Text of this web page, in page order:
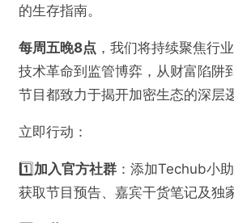
的生存指南。
每周五晚8点 ，我们将持续聚焦行
技术革命到监管博弈，从财富陷
节目都致力于揭开加密生态的深层
立即行动：
1️⃣ 加入官方社群：添加Techub小
获取节目预告、嘉宾干货笔记及独